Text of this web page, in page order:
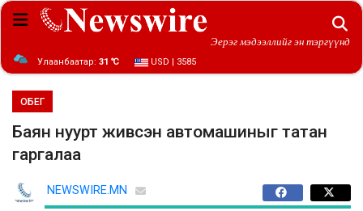
Эерэг мэдээллийг эн тэргүүнд
Улаанбаатар: 31 ℃ USD | 3585
ОБЕГ
Баян нуурт живсэн автомашиныг татан
гаргалаа
NEWSWIRE.MN